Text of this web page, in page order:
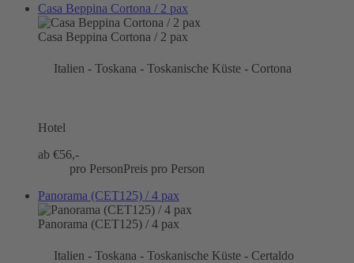
Casa Beppina Cortona / 2 pax
Casa Beppina Cortona / 2 pax
Italien - Toskana - Toskanische Küste - Cortona
Hotel
ab €56,-
pro PersonPreis pro Person
Panorama (CET125) / 4 pax
Panorama (CET125) / 4 pax
Italien - Toskana - Toskanische Küste - Certaldo